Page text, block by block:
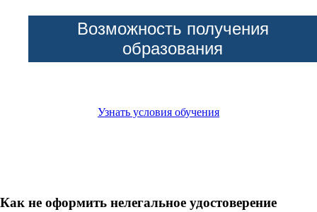
Возможность получения
образования
Узнать условия обучения
Как не оформить нелегальное удостоверение